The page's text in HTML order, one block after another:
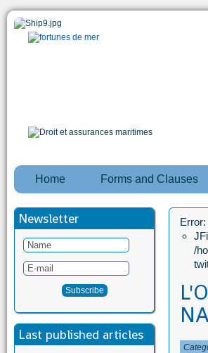
Home Forms and Clauses
Newsletter
Last published articles
Error:
/